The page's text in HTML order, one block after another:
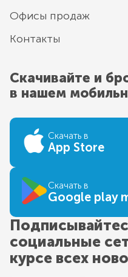
Офисы продаж
Контакты
Скачивайте и
в нашем
Скачать в
App Store
Скачать в
Google play
социальные
курсе всех